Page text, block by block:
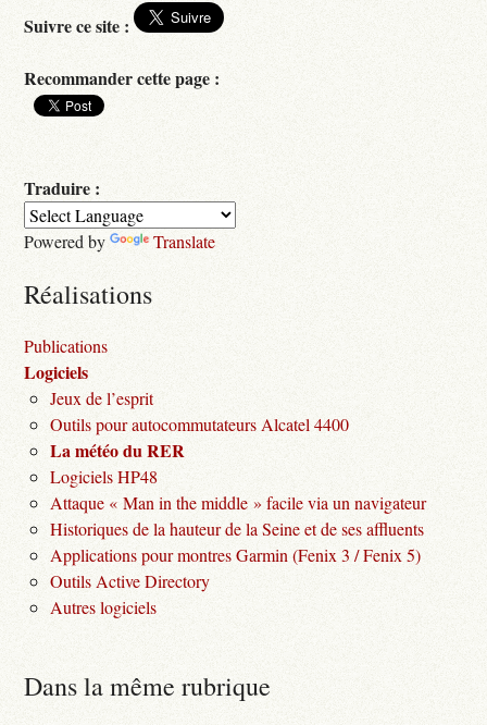
Suivre ce site :
Recommander cette page :
Traduire :
Powered by Translate
Réalisations
Publications
Logiciels
Jeux de l’esprit
Outils pour autocommutateurs Alcatel 4400
La météo du RER
Logiciels HP48
Attaque « Man in the middle » facile via un navigateur
Historiques de la hauteur de la Seine et de ses affluents
Applications pour montres Garmin (Fenix 3 / Fenix 5)
Outils Active Directory
Autres logiciels
Dans la même rubrique